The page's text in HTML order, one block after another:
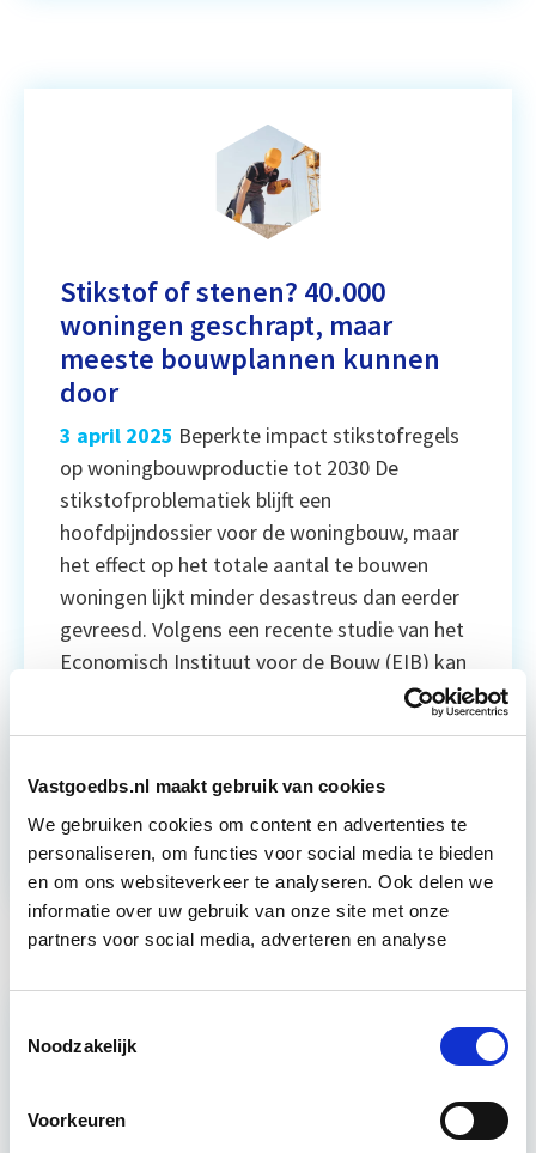
Vastgoedbs.nl maakt gebruik van cookies
We gebruiken cookies om content en advertenties te
personaliseren, om functies voor social media te bieden
en om ons websiteverkeer te analyseren. Ook delen we
informatie over uw gebruik van onze site met onze
partners voor social media, adverteren en analyse
Noodzakelijk
Voorkeuren
Stikstof of stenen? 40.000
woningen geschrapt, maar
meeste bouwplannen kunnen
door
3 april 2025 Beperkte impact stikstofregels
op woningbouwproductie tot 2030 De
stikstofproblematiek blijft een
hoofdpijndossier voor de woningbouw, maar
het effect op het totale aantal te bouwen
woningen lijkt minder desastreus dan eerder
gevreesd. Volgens een recente studie van het
Economisch Instituut voor de Bouw (EIB) kan
Juridisch Ontwikkeling Stikstof